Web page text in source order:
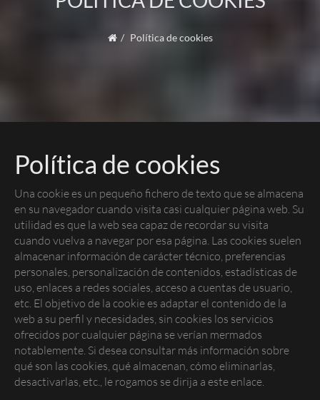
Política de cookies
Política de cookies
Una cookiees un pequeño fichero de texto que se almacena
en su navegador cuando visita casi cualquier página web. Su
utilidad es que la web sea capaz de recordar su visita
cuando vuelva a navegar por esa página. Las cookies suelen
almacenar información de carácter técnico, preferencias
personales, personalización de contenidos, estadísticas de
uso, enlaces a redes sociales, acceso a cuentas de usuario,
etc. El objetivo de la cookiees adaptar el contenido de la
web a su perfil y necesidades, sin cookies los servicios
ofrecidos por cualquier página se verían mermados
notablemente. Si desea consultar más información sobre
qué son las cookies, qué almacenan, cómo eliminarlas,
desactivarlas, etc., le rogamos se dirija a este enlace.